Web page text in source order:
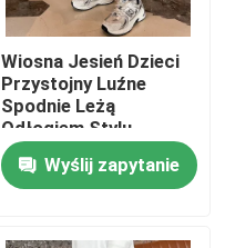
Wiosna Jesień Dzieci
Przystojny Luźne
Spodnie Leżą
Odłogiem Stylu
Wyślij zapytanie